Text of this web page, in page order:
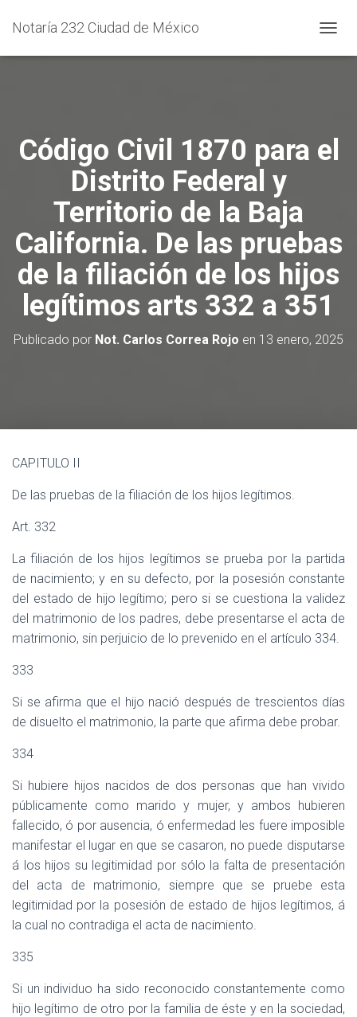
Notaría 232 Ciudad de México
A
M
O
N
A
V
E
G
I
Código Civil 1870 para el
Distrito Federal y
Territorio de la Baja
California. De las pruebas
de la filiación de los hijos
legítimos arts 332 a 351
Publicado por Not. Carlos Correa Rojo en 13 enero, 2025
CAPITULO II
De las pruebas de la filiación de los hijos legítimos.
Art. 332
La filiación de los hijos legítimos se prueba por la partida
de nacimiento; y en su defecto, por la posesión constante
del estado de hijo legítimo; pero si se cuestiona la validez
del matrimonio de los padres, debe presentarse el acta de
matrimonio, sin perjuicio de lo prevenido en el artículo 334.
333
Si se afirma que el hijo nació después de trescientos días
de disuelto el matrimonio, la parte que afirma debe probar.
334
Si hubiere hijos nacidos de dos personas que han vivido
públicamente como marido y mujer, y ambos hubieren
fallecido, ó por ausencia, ó enfermedad les fuere imposible
manifestar el lugar en que se casaron, no puede disputarse
á los hijos su legitimidad por sólo la falta de presentación
del acta de matrimonio, siempre que se pruebe esta
legitimidad por la posesión de estado de hijos legítimos, á
la cual no contradiga el acta de nacimiento.
335
Si un individuo ha sido reconocido constantemente como
hijo legítimo de otro por la familia de éste y en la sociedad,